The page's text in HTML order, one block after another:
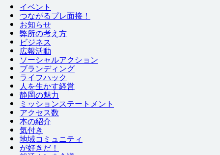
イベント
つながるプレ面接 ！
お知らせ
弊所の考え 方
ビジネス
広報活動
ソーシャルアクション
ブランディング
ライフハック
人を生かす経営
静岡の魅力
ミッションステートメント
アクセス数
本の紹介
気付き
地域コミュニティ
が好きだ！